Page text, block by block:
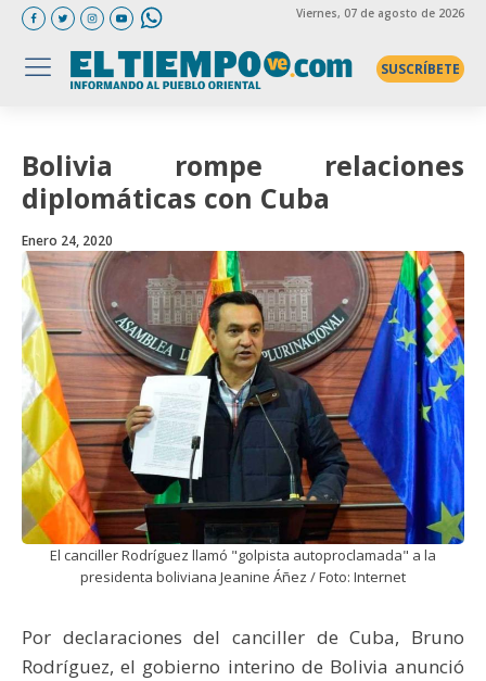
Viernes, 07 de agosto de 2026
SUSCRÍBETE
Bolivia rompe relaciones
diplomáticas con Cuba
Enero 24, 2020
El canciller Rodríguez llamó "golpista autoproclamada" a la
presidenta boliviana Jeanine Áñez / Foto: Internet
Por declaraciones del canciller de Cuba, Bruno
Rodríguez, el gobierno interino de Bolivia anunció